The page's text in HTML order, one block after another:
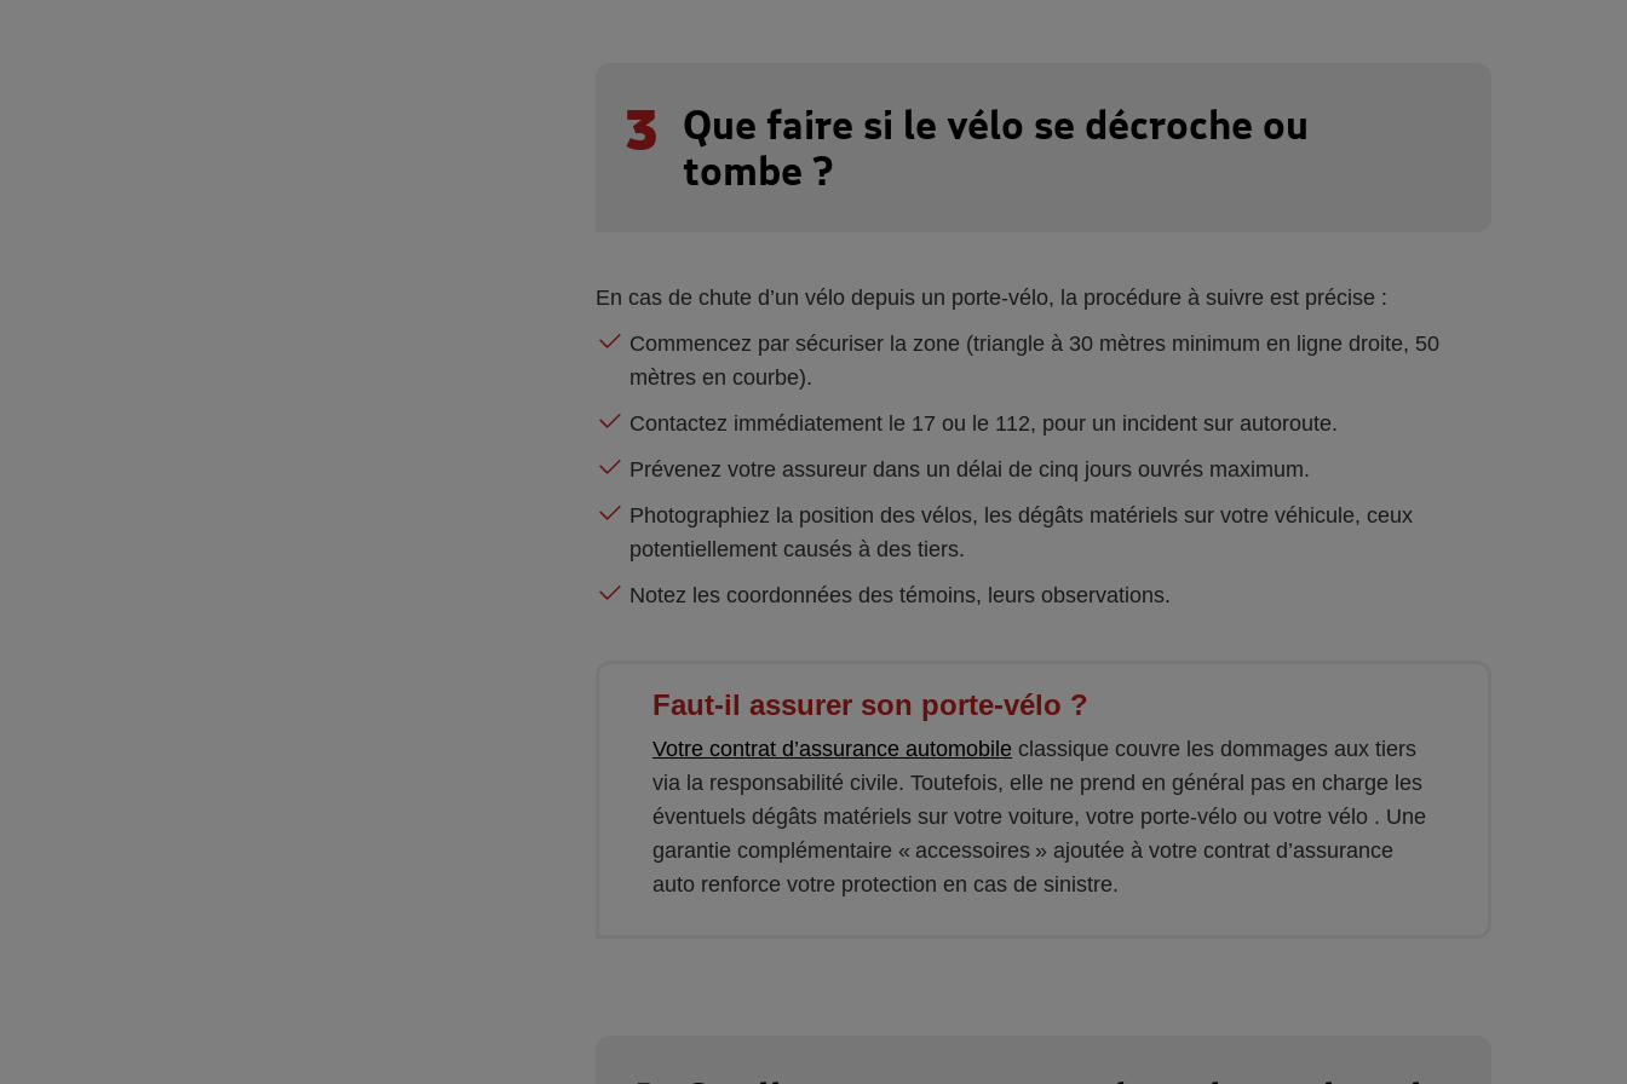
3
Que faire si le vélo se décroche ou
tombe ?
En cas de chute d’un vélo depuis un porte-vélo, la procédure à suivre est précise :
Commencez par sécuriser la zone (triangle à 30 mètres minimum en ligne droite, 50
mètres en courbe).
Contactez immédiatement le 17 ou le 112, pour un incident sur autoroute.
Prévenez votre assureur dans un délai de cinq jours ouvrés maximum.
Photographiez la position des vélos, les dégâts matériels sur votre véhicule, ceux
potentiellement causés à des tiers.
Notez les coordonnées des témoins, leurs observations.
Faut-il assurer son porte-vélo ?
Votre contrat d’assurance automobile classique couvre les dommages aux tiers
via la responsabilité civile. Toutefois, elle ne prend en général pas en charge les
éventuels dégâts matériels sur votre voiture, votre porte-vélo ou votre vélo . Une
garantie complémentaire « accessoires » ajoutée à votre contrat d’assurance
auto renforce votre protection en cas de sinistre.